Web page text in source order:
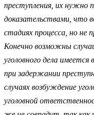
преступления, их нужно
доказательствами, что
стадиях процесса, но не
Конечно возможны
уголовного дела имеется
при задержании
случаях возбуждение
уголовной